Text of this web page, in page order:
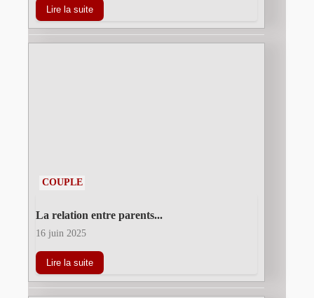
Lire la suite
COUPLE
La relation entre parents...
16 juin 2025
Lire la suite